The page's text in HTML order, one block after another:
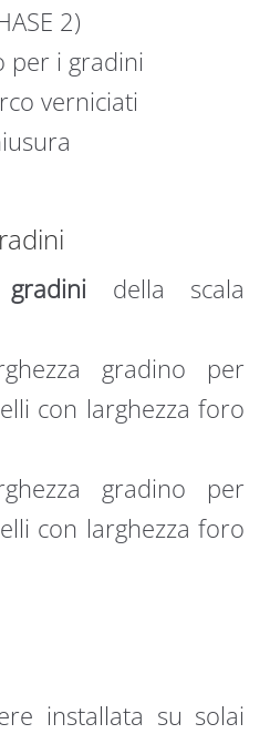
2)
per i gradini
verniciati
della scala
gradino per
con larghezza foro
gradino per
con larghezza foro
installata su solai